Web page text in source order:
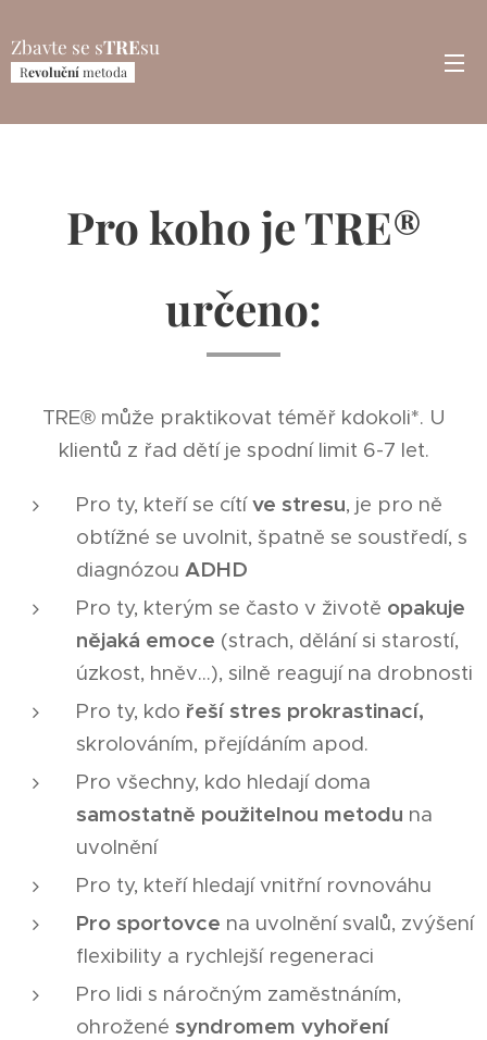
Zbavte se sTREsu
Revoluční metoda
Pro koho je TRE®
určeno:
TRE® může praktikovat téměř kdokoli*. U
klientů z řad dětí je spodní limit 6-7 let.
Pro ty, kteří se cítíve stresu, je pro ně
obtížné se uvolnit, špatně se soustředí, s
diagnózou ADHD
Pro ty, kterým se často v životě opakuje
nějaká emoce (strach, dělání si starostí,
úzkost, hněv…), silně reagují na drobnosti
Pro ty, kdo řeší stres prokrastinací,
skrolováním, přejídáním apod.
Pro všechny, kdo hledají doma
samostatně použitelnou metodu na
uvolnění
Pro ty, kteří hledají vnitřní rovnováhu
Pro sportovce na uvolnění svalů, zvýšení
flexibility a rychlejší regeneraci
Pro lidi s náročným zaměstnáním,
ohrožené syndromem vyhoření